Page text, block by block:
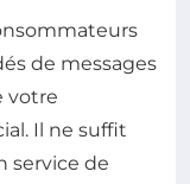
de messages
votre
Il ne suffit
service de